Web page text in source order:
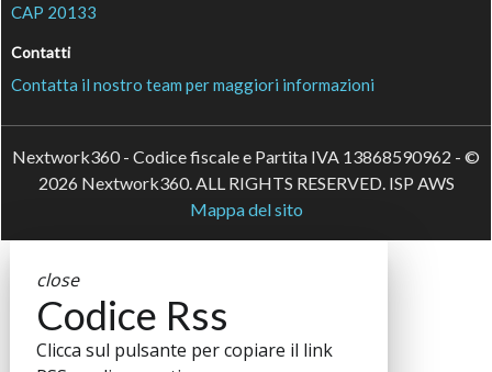
CAP 20133
Contatti
Contatta il nostro team per maggiori informazioni
Nextwork360 - Codice fiscale e Partita IVA 13868590962 - ©
2026 Nextwork360. ALL RIGHTS RESERVED. ISP AWS
Mappa del sito
close
Codice Rss
Clicca sul pulsante per copiare il link